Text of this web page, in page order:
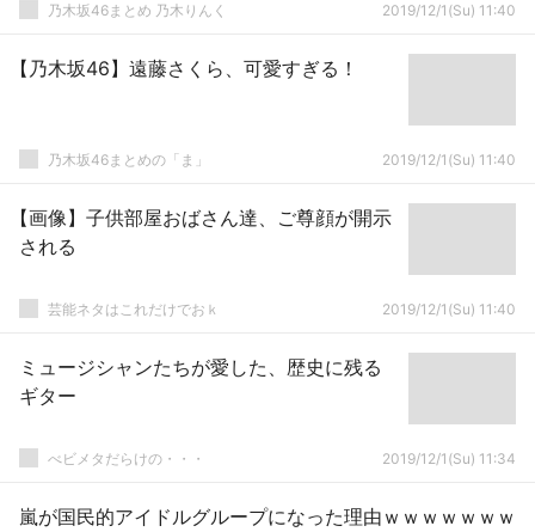
乃木坂46まとめ 乃木りんく 2019/12/1(Su) 11:40
【乃木坂46】遠藤さくら、可愛すぎる！
乃木坂46まとめの「ま」 2019/12/1(Su) 11:40
【画像】子供部屋おばさん達、ご尊顔が開示
される
芸能ネタはこれだけでおｋ 2019/12/1(Su) 11:40
ミュージシャンたちが愛した、歴史に残る
ギター
べビメタだらけの・・・ 2019/12/1(Su) 11:34
嵐が国民的アイドルグループになった理由ｗｗｗｗｗｗｗ